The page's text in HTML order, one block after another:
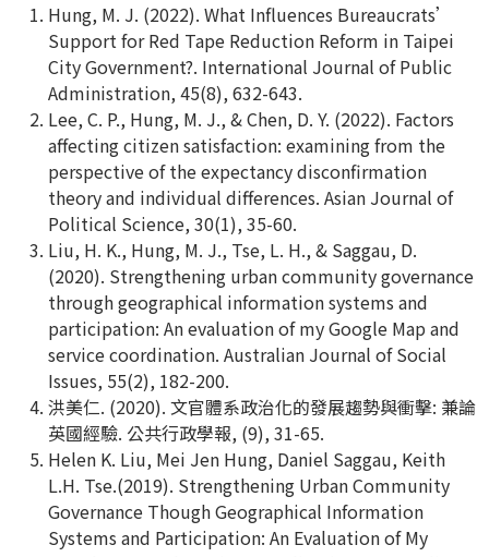
Hung, M. J. (2022). What Influences Bureaucrats’
Support for Red Tape Reduction Reform in Taipei
City Government?. International Journal of Public
Administration, 45(8), 632-643.
Lee, C. P., Hung, M. J., & Chen, D. Y. (2022). Factors
affecting citizen satisfaction: examining from the
perspective of the expectancy disconfirmation
theory and individual differences. Asian Journal of
Political Science, 30(1), 35-60.
Liu, H. K., Hung, M. J., Tse, L. H., & Saggau, D.
(2020). Strengthening urban community governance
through geographical information systems and
participation: An evaluation of my Google Map and
service coordination. Australian Journal of Social
Issues, 55(2), 182-200.
洪美仁. (2020). 文官體系政治化的發展趨勢與衝擊: 兼論
英國經驗. 公共行政學報, (9), 31-65.
Helen K. Liu, Mei Jen Hung, Daniel Saggau, Keith
L.H. Tse.(2019). Strengthening Urban Community
Governance Though Geographical Information
Systems and Participation: An Evaluation of My